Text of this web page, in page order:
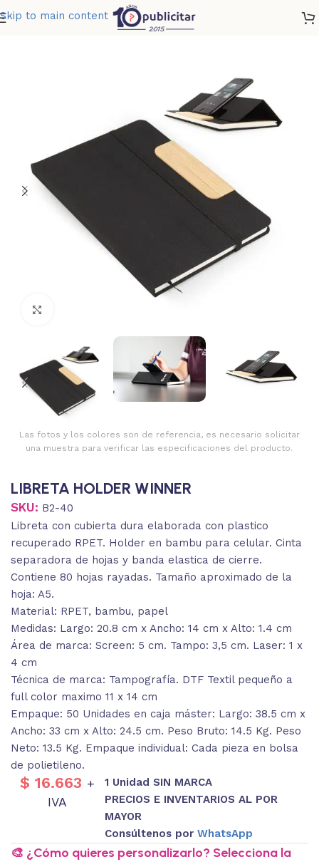
Skip to main content
LIBRETA HOLDER WINNER
Las fotos y los colores son de referencia, es necesario solicitar
una muestra para verificar las especificaciones del producto.
LIBRETA HOLDER WINNER
SKU: B2-40
Libreta con cubierta dura elaborada con plastico
recuperado RPET. Holder en bambu para celular. Cinta
separadora de hojas y banda elastica de cierre.
Contiene 80 hojas rayadas. Tamaño aproximado de la
hoja: A5.
Material: RPET, bambu, papel
Medidas: Largo: 20.8 cm x Ancho: 14 cm x Alto: 1.4 cm
Área de marca: Screen: 5 cm. Tampo: 3,5 cm. Laser: 1 x
4 cm
Técnica de marca: Tampografía. DTF Textil pequeño a
full color maximo 11 x 14 cm
Empaque: 50 Unidades en caja máster: Largo: 38.5 cm x
Ancho: 33 cm x Alto: 24.5 cm. Peso Bruto: 14.5 Kg. Peso
Neto: 13.5 Kg. Empaque individual: Cada pieza en bolsa
de polietileno.
$ 16.663 +
IVA
1 Unidad SIN MARCA
PRECIOS E INVENTARIOS AL POR
MAYOR
Consúltenos por WhatsApp
🎨 ¿Cómo quieres personalizarlo? Selecciona la